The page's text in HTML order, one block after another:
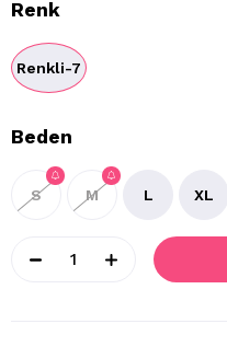
Renk
Renkli-7
Beden
S M L XL